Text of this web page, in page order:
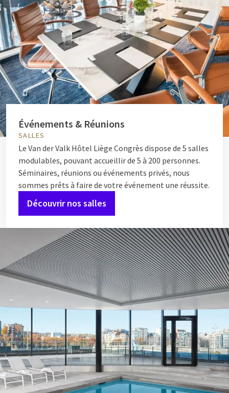
Événements & Réunions
SALLES
Le Van der Valk Hôtel Liège Congrès dispose de 5 salles
modulables, pouvant accueillir de 5 à 200 personnes.
Séminaires, réunions ou événements privés, nous
sommes prêts à faire de votre événement une réussite.
Découvrir nos salles